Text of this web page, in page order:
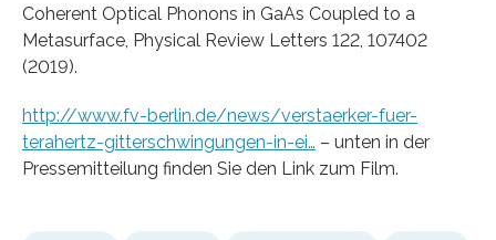
Coherent Optical Phonons in GaAs Coupled to a
Metasurface, Physical Review Letters 122, 107402
(2019).
http://www.fv-berlin.de/news/verstaerker-fuer-
terahertz-gitterschwingungen-in-ei… – unten in der
Pressemitteilung finden Sie den Link zum Film.